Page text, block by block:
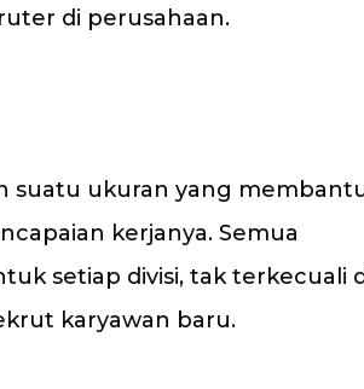
di perusahaan.
suatu ukuran yang
kerjanya. Semua
setiap divisi, tak terkecuali
karyawan baru.